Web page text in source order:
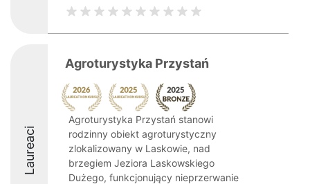
Laureaci
Agroturystyka Przystań
Agroturystyka Przystań stanowi
rodzinny obiekt agroturystyczny
zlokalizowany w Laskowie, nad
brzegiem Jeziora Laskowskiego
Dużego, funkcjonujący nieprzerwanie